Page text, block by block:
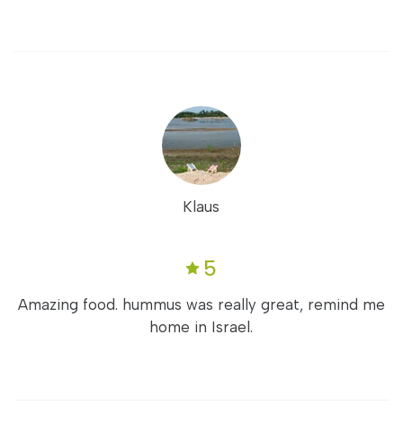
Klaus
5
Amazing food. hummus was really great, remind me
home in Israel.